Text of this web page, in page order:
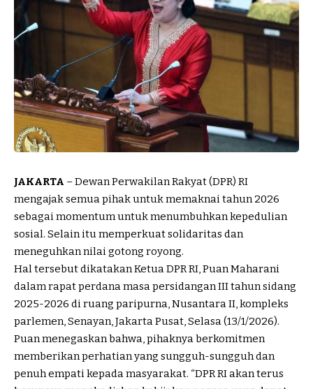
JAKARTA – Dewan Perwakilan Rakyat (DPR) RI
mengajak semua pihak untuk memaknai tahun 2026
sebagai momentum untuk menumbuhkan kepedulian
sosial. Selain itu memperkuat solidaritas dan
meneguhkan nilai gotong royong.
Hal tersebut dikatakan Ketua DPR RI, Puan Maharani
dalam rapat perdana masa persidangan III tahun sidang
2025-2026 di ruang paripurna, Nusantara II, kompleks
parlemen, Senayan, Jakarta Pusat, Selasa (13/1/2026).
Puan menegaskan bahwa, pihaknya berkomitmen
memberikan perhatian yang sungguh-sungguh dan
penuh empati kepada masyarakat. “DPR RI akan terus